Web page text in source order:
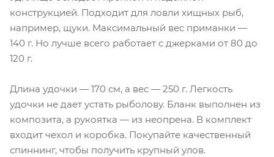
конструкцией. Подходит для ловли хищных рыб,
например, щуки. Максимальный вес приманки —
140 г. Но лучше всего работает с джерками от 80 до
120 г.
Длина удочки — 170 см, а вес — 250 г. Легкость
удочки не дает устать рыболову. Бланк выполнен из
композита, а рукоятка — из неопрена. В комплект
входит чехол и коробка. Покупайте качественный
спиннинг, чтобы получить крупный улов.